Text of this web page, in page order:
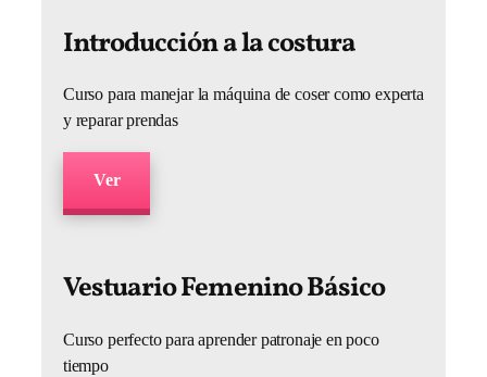
Introducción a la costura
Curso para manejar la máquina de coser como experta
y reparar prendas
Ver
Vestuario Femenino Básico
Curso perfecto para aprender patronaje en poco
tiempo